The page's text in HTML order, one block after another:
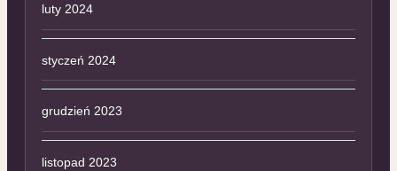
luty 2024
styczeń 2024
grudzień 2023
listopad 2023